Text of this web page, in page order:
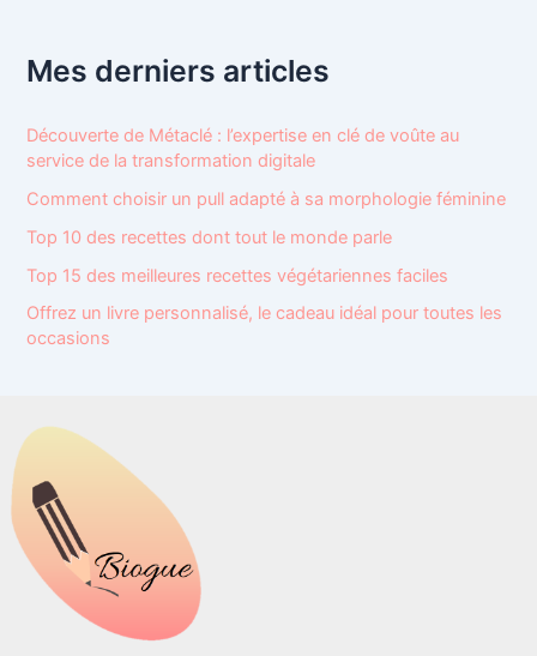
Mes derniers articles
Découverte de Métaclé : l’expertise en clé de voûte au
service de la transformation digitale
Comment choisir un pull adapté à sa morphologie féminine
Top 10 des recettes dont tout le monde parle
Top 15 des meilleures recettes végétariennes faciles
Offrez un livre personnalisé, le cadeau idéal pour toutes les
occasions